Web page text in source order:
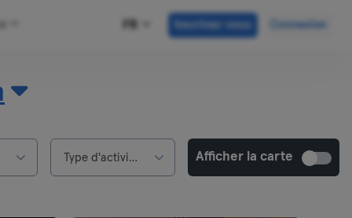
FR Inscrivez-vous Connexion
Type d'activités Afficher la carte